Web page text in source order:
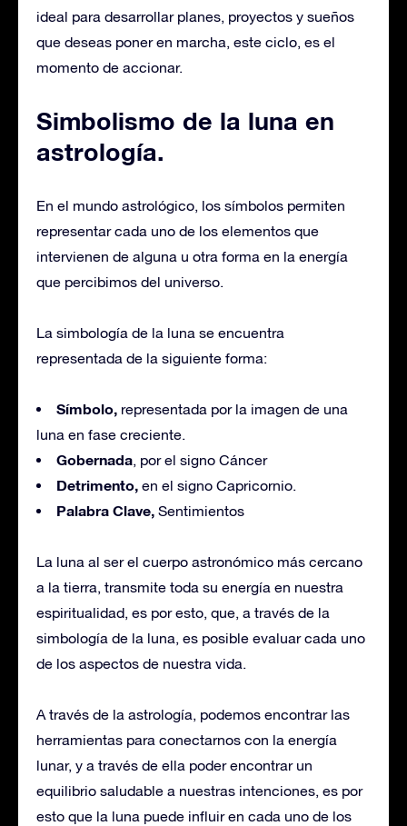
ideal para desarrollar planes, proyectos y sueños
que deseas poner en marcha, este ciclo, es el
momento de accionar.
Simbolismo de la luna en
astrología.
En el mundo astrológico, los símbolos permiten
representar cada uno de los elementos que
intervienen de alguna u otra forma en la energía
que percibimos del universo.
La simbología de la luna se encuentra
representada de la siguiente forma:
Símbolo, representada por la imagen de una
luna en fase creciente.
Gobernada, por el signo Cáncer
Detrimento, en el signo Capricornio.
Palabra Clave, Sentimientos
La luna al ser el cuerpo astronómico más cercano
a la tierra, transmite toda su energía en nuestra
espiritualidad, es por esto, que, a través de la
simbología de la luna, es posible evaluar cada uno
de los aspectos de nuestra vida.
A través de la astrología, podemos encontrar las
herramientas para conectarnos con la energía
lunar, y a través de ella poder encontrar un
equilibrio saludable a nuestras intenciones, es por
esto que la luna puede influir en cada uno de los